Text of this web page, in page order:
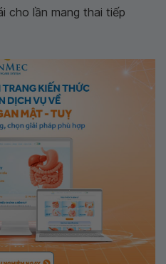
cho lần mang thai tiếp